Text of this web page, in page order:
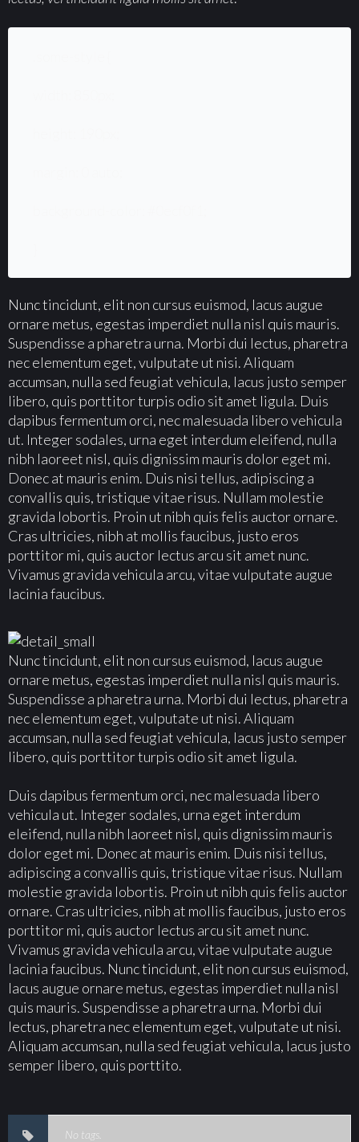
Nunc tincidunt, elit non cursus euismod, lacus augue
ornare metus, egestas imperdiet nulla nisl quis mauris.
Suspendisse a pharetra urna. Morbi dui lectus, pharetra
nec elementum eget, vulputate ut nisi. Aliquam
accumsan, nulla sed feugiat vehicula, lacus justo semper
libero, quis porttitor turpis odio sit amet ligula. Duis
dapibus fermentum orci, nec malesuada libero vehicula
ut. Integer sodales, urna eget interdum eleifend, nulla
nibh laoreet nisl, quis dignissim mauris dolor eget mi.
Donec at mauris enim. Duis nisi tellus, adipiscing a
convallis quis, tristique vitae risus. Nullam molestie
gravida lobortis. Proin ut nibh quis felis auctor ornare.
Cras ultricies, nibh at mollis faucibus, justo eros
porttitor mi, quis auctor lectus arcu sit amet nunc.
Vivamus gravida vehicula arcu, vitae vulputate augue
lacinia faucibus.
Nunc tincidunt, elit non cursus euismod, lacus augue
ornare metus, egestas imperdiet nulla nisl quis mauris.
Suspendisse a pharetra urna. Morbi dui lectus, pharetra
nec elementum eget, vulputate ut nisi. Aliquam
accumsan, nulla sed feugiat vehicula, lacus justo semper
libero, quis porttitor turpis odio sit amet ligula.
Duis dapibus fermentum orci, nec malesuada libero
vehicula ut. Integer sodales, urna eget interdum
eleifend, nulla nibh laoreet nisl, quis dignissim mauris
dolor eget mi. Donec at mauris enim. Duis nisi tellus,
adipiscing a convallis quis, tristique vitae risus. Nullam
molestie gravida lobortis. Proin ut nibh quis felis auctor
ornare. Cras ultricies, nibh at mollis faucibus, justo eros
porttitor mi, quis auctor lectus arcu sit amet nunc.
Vivamus gravida vehicula arcu, vitae vulputate augue
lacinia faucibus. Nunc tincidunt, elit non cursus euismod,
lacus augue ornare metus, egestas imperdiet nulla nisl
quis mauris. Suspendisse a pharetra urna. Morbi dui
lectus, pharetra nec elementum eget, vulputate ut nisi.
Aliquam accumsan, nulla sed feugiat vehicula, lacus justo
semper libero, quis porttito.
No tags.